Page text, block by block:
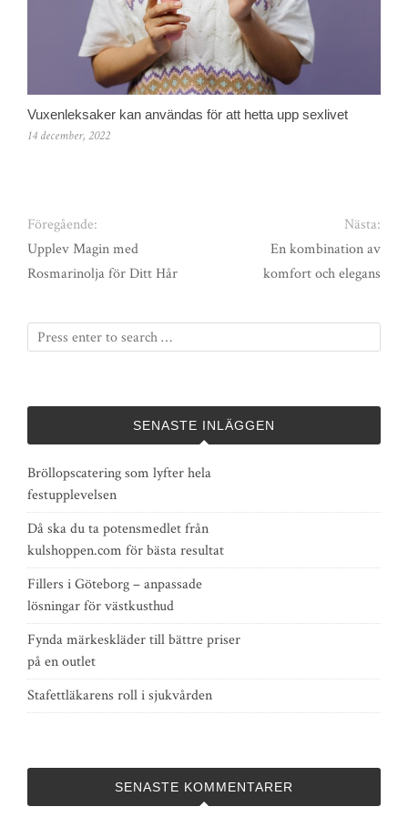
Vuxenleksaker kan användas för att hetta upp sexlivet
14 december, 2022
Föregående:
Upplev Magin med
Rosmarinolja för Ditt Hår
Nästa:
En kombination av
komfort och elegans
SENASTE INLÄGGEN
Bröllopscatering som lyfter hela
festupplevelsen
Då ska du ta potensmedlet från
kulshoppen.com för bästa resultat
Fillers i Göteborg – anpassade
lösningar för västkusthud
Fynda märkeskläder till bättre priser
på en outlet
Stafettläkarens roll i sjukvården
SENASTE KOMMENTARER